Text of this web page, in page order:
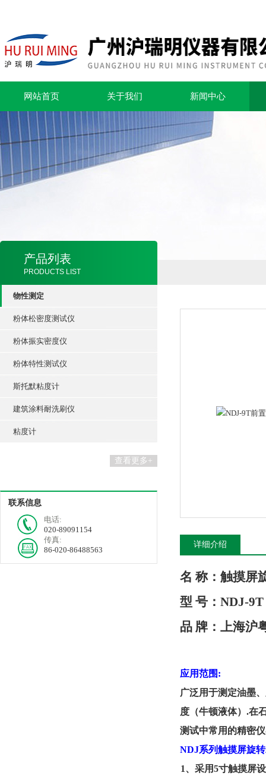
网站首页 关于我们 新闻中心
产品列表
PRODUCTS LIST
物性测定
粉体松密度测试仪
粉体振实密度仪
粉体特性测试仪
斯托默粘度计
建筑涂料耐洗刷仪
粘度计
查看更多+
联系信息
电话:
020-89091154
传真:
86-020-86488563
详细介绍
名 称： 触摸屏
型 号： NDJ-9T
品 牌： 上海沪
应用范围 :
广泛用于测定油墨
度 （牛顿液体） .在
测试中常用的精密
NDJ系列触摸屏旋
1、采用5寸触摸屏